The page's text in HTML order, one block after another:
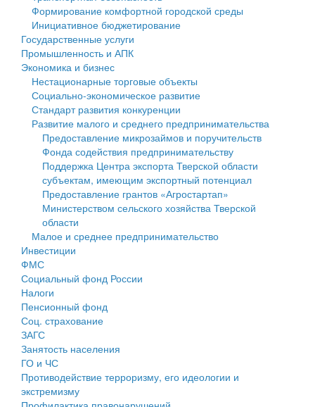
Государственные услуги
Промышленность и АПК
Экономика и бизнес
Символика
Устав
Гостям округа
Туризм
Культура
Образование
Здравоохранение
Социальная защита
Фотоальбом
муниципального округа Тверской области
Администрация Кашинского муниципального округа
Тверской области
Управление сельскими территориями
Открытые данные
Работа с обращениями граждан
Муниципальный контроль
Муниципальные услуги
Проекты административных регламентов
Антимонопольный комплаенс
Противодействие коррупции
Финансовое управление
Бюджет для граждан
Имущество
Выявление правообладателей ранее учтенных
объектов недвижимости
Имущественная поддержка субъектов малого и
среднего предпринимательства
Информационная поддержка субъектов малого и
среднего предпринимательства
Муниципальные программы
Контрольно-счетная палата
Персональные данные
Оценка регулирующего воздействия
Деятельность МУ
Формирование комфортной городской среды
Инициативное бюджетирование
Государственные услуги
Промышленность и АПК
Экономика и бизнес
Нестационарные торговые объекты
Социально-экономическое развитие
Стандарт развития конкуренции
Развитие малого и среднего предпринимательства
Предоставление микрозаймов и поручительств
Фонда содействия предпринимательству
Поддержка Центра экспорта Тверской области
субъектам, имеющим экспортный потенциал
Предоставление грантов «Агростартап»
Министерством сельского хозяйства Тверской
области
Малое и среднее предпринимательство
Инвестиции
ФМС
Социальный фонд России
Налоги
Пенсионный фонд
Соц. страхование
ЗАГС
Занятость населения
ГО и ЧС
Противодействие терроризму, его идеологии и
экстремизму